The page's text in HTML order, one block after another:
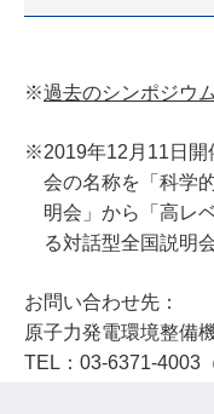
※過去のシンポジウ
※2019年12月11日
会の名称を「科学
明会」から「高レ
る対話型全国説明
お問い合わせ先：
原子力発電環境整備
TEL：03-6371-4003